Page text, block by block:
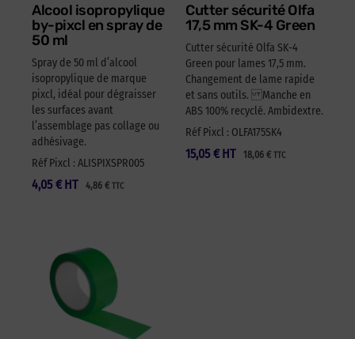
Alcool isopropylique
by-pixcl en spray de
50 ml
Spray de 50 ml d’alcool
isopropylique de marque
pixcl, idéal pour dégraisser
les surfaces avant
l’assemblage pas collage ou
adhésivage.
Réf Pixcl : ALISPIXSPR005
4,05 € 4,86 € TTC
HT
Cutter sécurité Olfa
17,5 mm SK-4 Green
Cutter sécurité Olfa SK-4
Green pour lames 17,5 mm.
Changement de lame rapide
et sans outils. Manche en
ABS 100% recyclé. Ambidextre.
Réf Pixcl : OLFA175SK4
15,05 € 18,06 € TTC
HT